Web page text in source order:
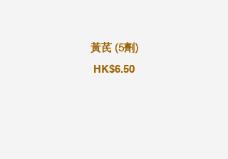
黃芪 (5劑)
HK$6.50